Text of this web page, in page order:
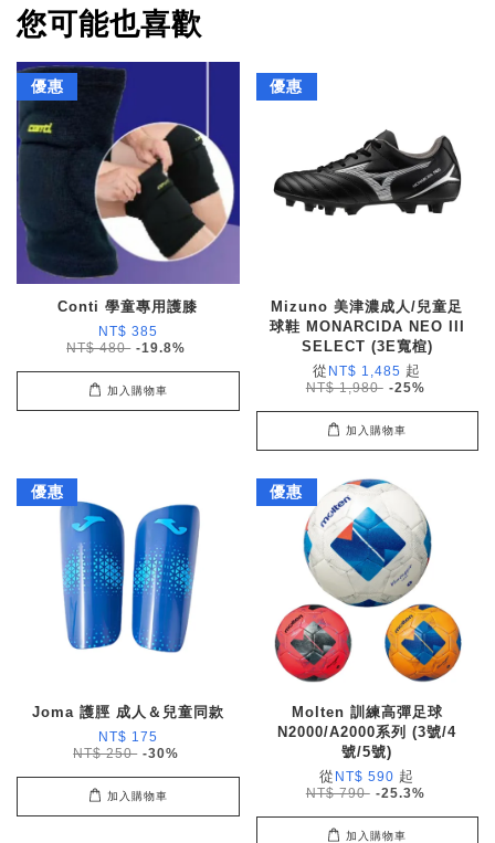
您可能也喜歡
優惠
Conti 學童專用護膝
NT$ 385
NT$ 480 -19.8%
加入購物車
優惠
Mizuno 美津濃成人/兒童足
球鞋 MONARCIDA NEO III
SELECT (3E寬楦)
從 NT$ 1,485 起
NT$ 1,980 -25%
加入購物車
優惠
Joma 護脛 成人＆兒童同款
NT$ 175
NT$ 250 -30%
加入購物車
優惠
Molten 訓練高彈足球
N2000/A2000系列 (3號/4
號/5號)
從 NT$ 590 起
NT$ 790 -25.3%
加入購物車